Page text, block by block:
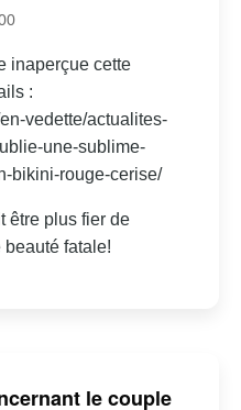
inaperçue cette
:
vedette/actualites-
une-sublime-
bikini-rouge-cerise/
être plus fier de
beauté fatale!
le couple